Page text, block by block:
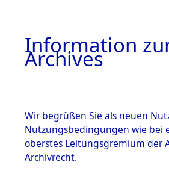
Information
Archives
Wir begrüßen Sie als neuen
Nutzungsbedingungen wie bei
oberstes Leitungsgremium der
Archivrecht.